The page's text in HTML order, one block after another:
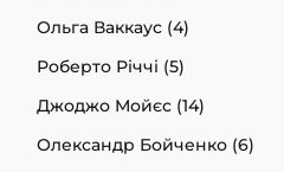
Ольга Ваккаус (4)
Роберто Річчі (5)
Джоджо Мойєс (14)
Олександр Бойченко (6)